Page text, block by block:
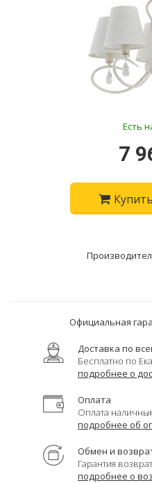
Есть
7
Купить
Официальная
Доставка по
Бесплатно по
подробнее о
Оплата
Оплата
подробнее об
Обмен и
Гарантия
подробнее о